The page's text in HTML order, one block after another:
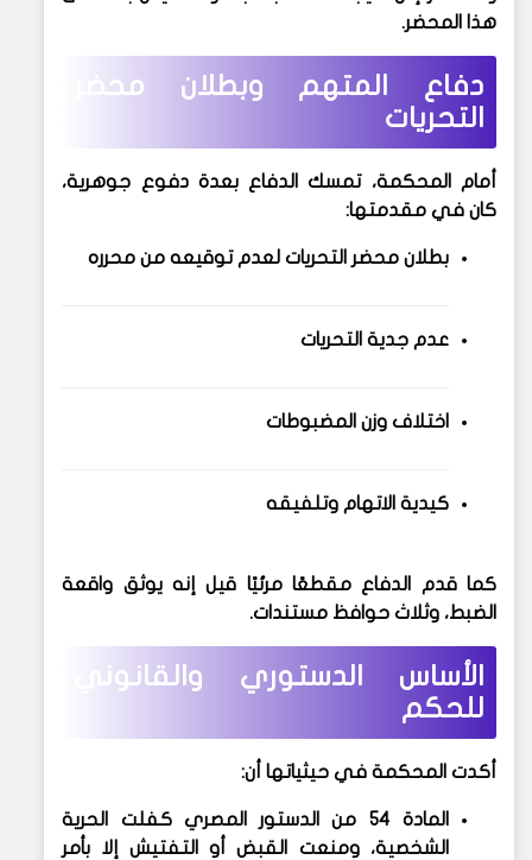
هذا المحضر.
دفاع المتهم وبطلان محضر
التحريات
أمام المحكمة، تمسك الدفاع بعدة دفوع جوهرية،
كان في مقدمتها:
بطلان محضر التحريات لعدم توقيعه من محرره
عدم جدية التحريات
اختلاف وزن المضبوطات
كيدية الاتهام وتلفيقه
كما قدم الدفاع مقطعًا مرئيًا قيل إنه يوثق واقعة
الضبط، وثلاث حوافظ مستندات.
الأساس الدستوري والقانوني
للحكم
أكدت المحكمة في حيثياتها أن:
المادة 54 من الدستور المصري
كفلت الحرية
الشخصية، ومنعت القبض أو التفتيش إلا بأمر